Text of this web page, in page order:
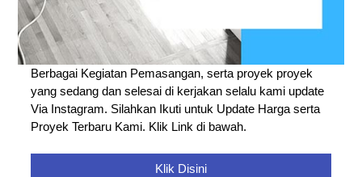
Berbagai Kegiatan Pemasangan, serta proyek proyek
yang sedang dan selesai di kerjakan selalu kami update
Via Instagram. Silahkan Ikuti untuk Update Harga serta
Proyek Terbaru Kami. Klik Link di bawah.
Klik Disini